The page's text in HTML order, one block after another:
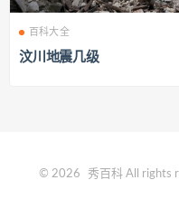
百科大全
汶川地震几级
© 2026 秀百科 All rights